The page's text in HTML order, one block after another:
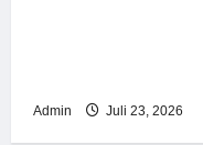
Admin Juli 23, 2026